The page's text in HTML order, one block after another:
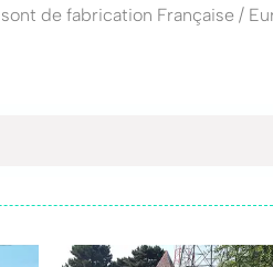
de fabrication Française /